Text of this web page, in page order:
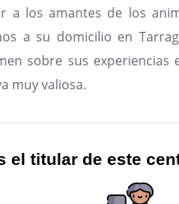
a los amantes de los
a su domicilio en
sobre sus
muy valiosa.
el titular de este